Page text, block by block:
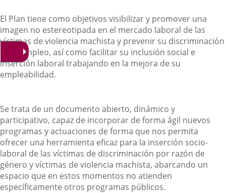
El Plan tiene como objetivos visibilizar y promover una
imagen no estereotipada en el mercado laboral de las
víctimas de violencia machista y prevenir su discriminación
en el empleo, así como facilitar su inclusión social e
inserción laboral trabajando en la mejora de su
empleabilidad.
Se trata de un documento abierto, dinámico y
participativo, capaz de incorporar de forma ágil nuevos
programas y actuaciones de forma que nos permita
ofrecer una herramienta eficaz para la inserción socio-
laboral de las víctimas de discriminación por razón de
género y víctimas de violencia machista, abarcando un
espacio que en estos momentos no atienden
específicamente otros programas públicos.